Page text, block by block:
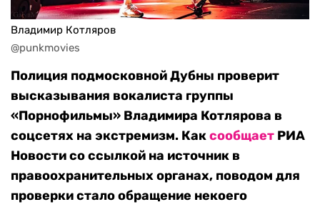
Владимир Котляров
@punkmovies
Полиция подмосковной Дубны проверит
высказывания вокалиста группы
«Порнофильмы» Владимира Котлярова в
соцсетях на экстремизм. Каксообщает РИА
Новости со ссылкой на источник в
правоохранительных органах, поводом для
проверки стало обращение некоего